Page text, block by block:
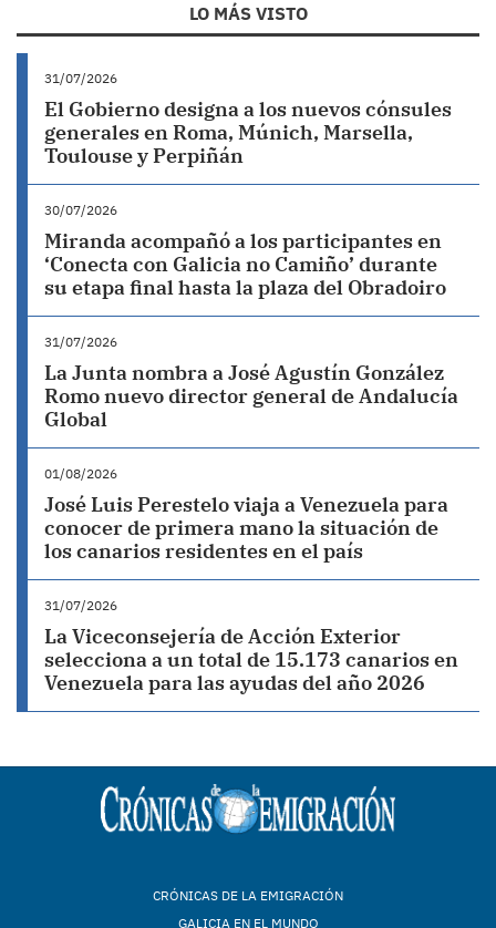
LO MÁS VISTO
31/07/2026
El Gobierno designa a los nuevos cónsules
generales en Roma, Múnich, Marsella,
Toulouse y Perpiñán
30/07/2026
Miranda acompañó a los participantes en
‘Conecta con Galicia no Camiño’ durante
su etapa final hasta la plaza del Obradoiro
31/07/2026
La Junta nombra a José Agustín González
Romo nuevo director general de Andalucía
Global
01/08/2026
José Luis Perestelo viaja a Venezuela para
conocer de primera mano la situación de
los canarios residentes en el país
31/07/2026
La Viceconsejería de Acción Exterior
selecciona a un total de 15.173 canarios en
Venezuela para las ayudas del año 2026
CRÓNICAS DE LA EMIGRACIÓN
GALICIA EN EL MUNDO